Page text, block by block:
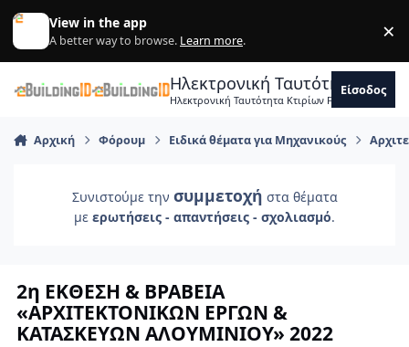
Skip to content
View in the app
A better way to browse. Learn more. ×
Ηλεκτρονική Ταυτότητα
Ηλεκτρονική Ταυτότητα Κτιρίων Forum
Είσοδος
Αρχική Φόρουμ Ειδικά θέματα για Μηχανικούς
Συνιστούμε την συμμετοχή στα θέματα
με ερωτήσεις - απαντήσεις - σχολιασμό.
2η ΕΚΘΕΣΗ & ΒΡΑΒΕΙΑ
«ΑΡΧΙΤΕΚΤΟΝΙΚΩΝ ΕΡΓΩΝ &
ΚΑΤΑΣΚΕΥΩΝ ΑΛΟΥΜΙΝΙΟΥ» 2022